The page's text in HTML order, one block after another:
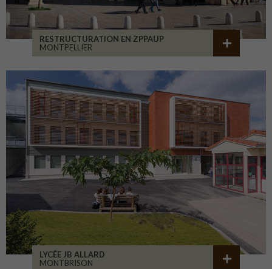
RESTRUCTURATION EN ZPPAUP
MONTPELLIER
LYCÉE JB ALLARD
MONTBRISON